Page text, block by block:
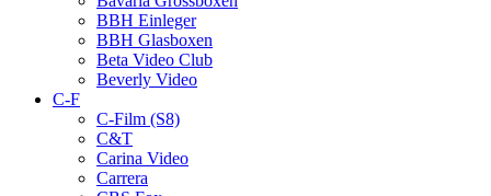
BBH Einleger
BBH Glasboxen
Beta Video Club
Beverly Video
C-F
C-Film (S8)
C&T
Carina Video
Carrera